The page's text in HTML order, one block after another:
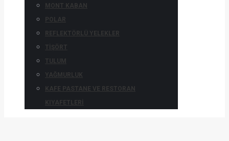
MONT KABAN
POLAR
REFLEKTÖRLÜ YELEKLER
TIŞÖRT
TULUM
YAĞMURLUK
KAFE PASTANE VE RESTORAN
KIYAFETLERI